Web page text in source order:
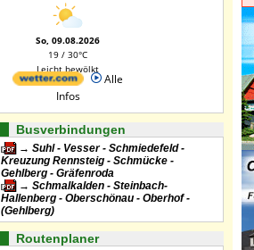
So, 09.08.2026
19 / 30°C
Leicht bewölkt
Alle
Infos
Busverbindungen
Suhl - Vesser - Schmiedefeld -
Kreuzung Rennsteig - Schmücke -
Gehlberg - Gräfenroda
Schmalkalden - Steinbach-
Hallenberg - Oberschönau - Oberhof -
(Gehlberg)
Routenplaner